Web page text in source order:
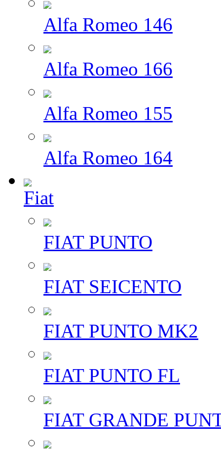
Alfa Romeo 146
Alfa Romeo 166
Alfa Romeo 155
Alfa Romeo 164
Fiat
FIAT PUNTO
FIAT SEICENTO
FIAT PUNTO MK2
FIAT PUNTO FL
FIAT GRANDE